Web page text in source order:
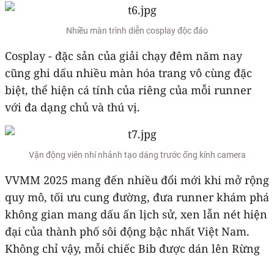
Nhiều màn trình diễn cosplay độc đáo
Cosplay - đặc sản của giải chạy đêm năm nay
cũng ghi dấu nhiều màn hóa trang vô cùng đặc
biệt, thể hiện cá tính của riêng của mỗi runner
với đa dạng chủ và thú vị.
Vận động viên nhí nhảnh tạo dáng trước ống kính camera
VVMM 2025 mang đến nhiều đổi mới khi mở rộng
quy mô, tối ưu cung đường, đưa runner khám phá
không gian mang dấu ấn lịch sử, xen lẫn nét hiện
đại của thành phố sôi động bậc nhất Việt Nam.
Không chỉ vậy, mỗi chiếc Bib được dán lên Rừng